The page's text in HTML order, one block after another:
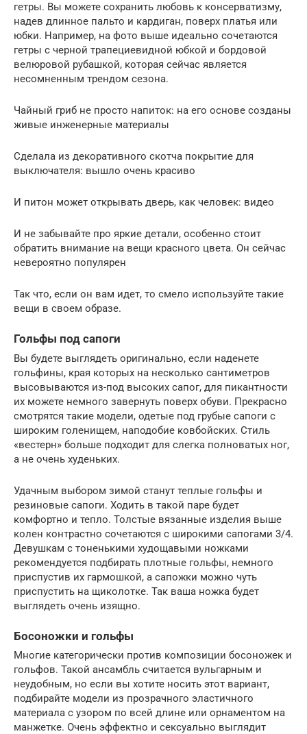
гетры. Вы можете сохранить любовь к консерватизму,
надев длинное пальто и кардиган, поверх платья или
юбки. Например, на фото выше идеально сочетаются
гетры с черной трапециевидной юбкой и бордовой
велюровой рубашкой, которая сейчас является
несомненным трендом сезона.
Чайный гриб не просто напиток: на его основе созданы
живые инженерные материалы
Сделала из декоративного скотча покрытие для
выключателя: вышло очень красиво
И питон может открывать дверь, как человек: видео
И не забывайте про яркие детали, особенно стоит
обратить внимание на вещи красного цвета. Он сейчас
невероятно популярен
Так что, если он вам идет, то смело используйте такие
вещи в своем образе.
Гольфы под сапоги
Вы будете выглядеть оригинально, если наденете
гольфины, края которых на несколько сантиметров
высовываются из-под высоких сапог, для пикантности
их можете немного завернуть поверх обуви. Прекрасно
смотрятся такие модели, одетые под грубые сапоги с
широким голенищем, наподобие ковбойских. Стиль
«вестерн» больше подходит для слегка полноватых ног,
а не очень худеньких.
Удачным выбором зимой станут теплые гольфы и
резиновые сапоги. Ходить в такой паре будет
комфортно и тепло. Толстые вязанные изделия выше
колен контрастно сочетаются с широкими сапогами 3/4.
Девушкам с тоненькими худощавыми ножками
рекомендуется подбирать плотные гольфы, немного
приспустив их гармошкой, а сапожки можно чуть
приспустить на щиколотке. Так ваша ножка будет
выглядеть очень изящно.
Босоножки и гольфы
Многие категорически против композиции босоножек и
гольфов. Такой ансамбль считается вульгарным и
неудобным, но если вы хотите носить этот вариант,
подбирайте модели из прозрачного эластичного
материала с узором по всей длине или орнаментом на
манжетке. Очень эффектно и сексуально выглядит